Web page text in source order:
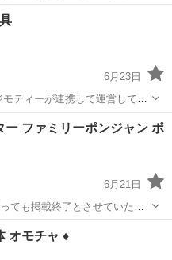
外の各部品・ハンドル・足回
6月23日
えるものをリユースしていま
ス
ー ファミリーポンジャン ポ
6月21日
ても掲載終了とさせていただ
オモチャ ♦️